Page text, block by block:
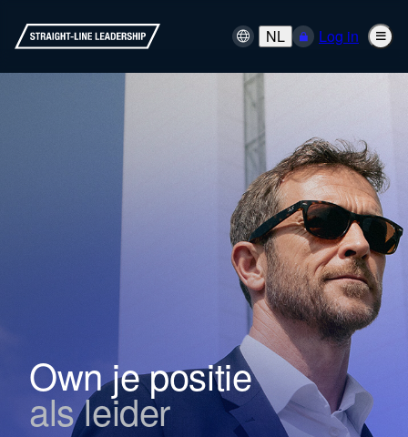
NL Log in
Own je positie
als leider